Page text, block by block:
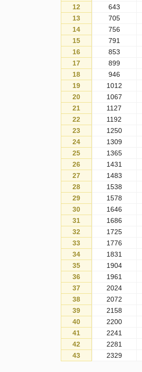
12
643
13
705
14
756
15
791
16
853
17
899
18
946
19
1012
20
1067
21
1127
22
1192
23
1250
24
1309
25
1365
26
1431
27
1483
28
1538
29
1578
30
1646
31
1686
32
1725
33
1776
34
1831
35
1904
36
1961
37
2024
38
2072
39
2158
40
2200
41
2241
42
2281
43
2329